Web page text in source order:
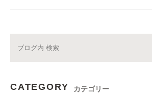
CATEGORY カテゴリー